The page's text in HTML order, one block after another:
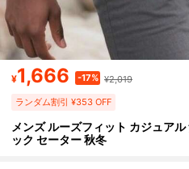
¥1,666 -17% ¥2,019
ランダム割引 ¥353 OFF
メンズ ルーズフィット カジュア
ック セーター 秋冬